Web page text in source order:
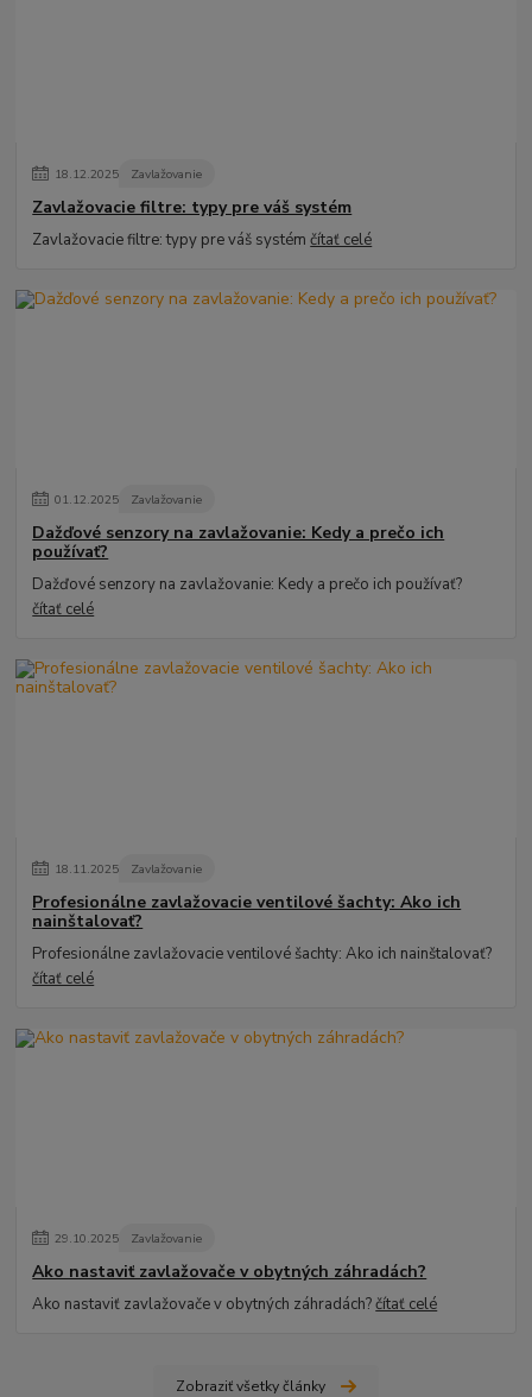
18.12.2025 Zavlažovanie
Zavlažovacie filtre: typy pre váš systém
Zavlažovacie filtre: typy pre váš systémčítať celé
01.12.2025 Zavlažovanie
Dažďové senzory na zavlažovanie: Kedy a prečo ich
používať?
Dažďové senzory na zavlažovanie: Kedy a prečo ich používať?
čítať celé
18.11.2025 Zavlažovanie
Profesionálne zavlažovacie ventilové šachty: Ako ich
nainštalovať?
Profesionálne zavlažovacie ventilové šachty: Ako ich nainštalovať?
čítať celé
29.10.2025 Zavlažovanie
Ako nastaviť zavlažovače v obytných záhradách?
Ako nastaviť zavlažovače v obytných záhradách?čítať celé
Zobraziť všetky články